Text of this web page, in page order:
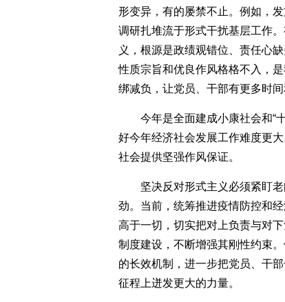
形变异，有的屡禁不止。例如，
调研扎堆流于形式干扰基层工作
义，根源是政绩观错位、责任心
性质宗旨和优良作风格格不入，
绑减负，让党员、干部有更多时间
今年是全面建成小康社会和“
好今年经济社会发展工作难度更
社会提供坚强作风保证。
坚决反对形式主义必须紧盯
劲。当前，统筹推进疫情防控和
高于一切，切实把对上负责与对
制度建设，不断增强其刚性约束
的长效机制，进一步把党员、干
征程上迸发更大的力量。